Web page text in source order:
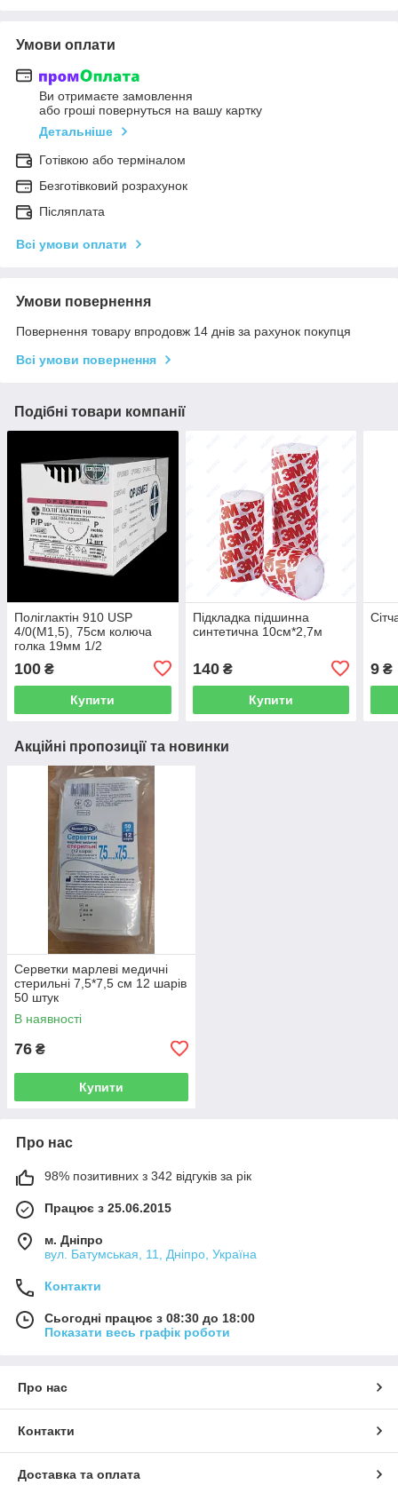
Умови оплати
Ви отримаєте замовлення
або гроші повернуться на вашу картку
Детальніше
Готівкою або терміналом
Безготівковий розрахунок
Післяплата
Всі умови оплати
Умови повернення
Повернення товару впродовж 14 днів за рахунок покупця
Всі умови повернення
Подібні товари компанії
Поліглактін 910 USP
4/0(М1,5), 75см колюча
голка 19мм 1/2
100 ₴
Купити
Підкладка підшинна
синтетична 10см*2,7м
140₴
Купити
9 ₴
Акційні пропозиції та новинки
Серветки марлеві медичні
стерильні 7,5*7,5 см 12 шарів
50 штук
В наявності
76 ₴
Купити
Про нас
98% позитивних з 342 відгуків за рік
Працює з 25.06.2015
м. Дніпро
вул. Батумськая, 11, Дніпро, Україна
Контакти
Сьогодні працює з 08:30 до 18:00
Показати весь графік роботи
Про нас
Контакти
Доставка та оплата